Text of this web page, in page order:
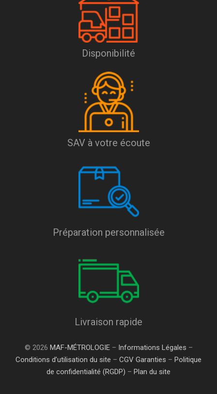
Disponibilité
SAV à votre écoute
Préparation personnalisée
Livraison rapide
© 2026 MAF-MÉTROLOGIE– Informations Légales –
Conditions d’utilisation du site – CGV Garanties – Politique
de confidentialité (RGDP) – Plan du site